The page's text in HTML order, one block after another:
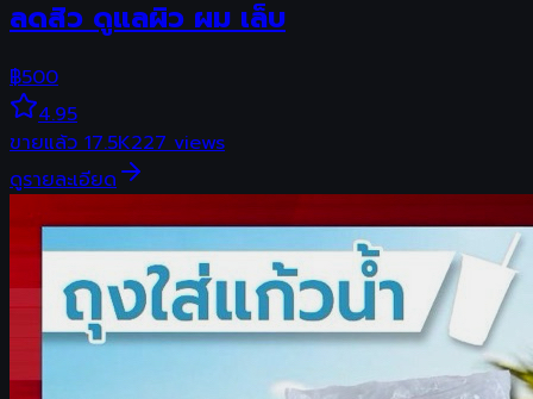
ลดสิว ดูแลผิว ผม เล็บ
฿500
4.95
ขายแล้ว17.5K227views
ดูรายละเอียด